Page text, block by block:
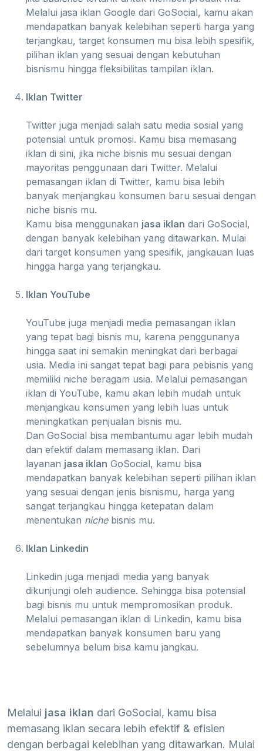
Melalui jasa iklan Google dari GoSocial, kamu akan
mendapatkan banyak kelebihan seperti harga yang
terjangkau, target konsumen mu bisa lebih spesifik,
pilihan iklan yang sesuai dengan kebutuhan
bisnismu hingga fleksibilitas tampilan iklan.
Iklan Twitter
Twitter juga menjadi salah satu media sosial yang
potensial untuk promosi. Kamu bisa memasang
iklan di sini, jika niche bisnis mu sesuai dengan
mayoritas penggunaan dari Twitter. Melalui
pemasangan iklan di Twitter, kamu bisa lebih
banyak menjangkau konsumen baru sesuai dengan
niche bisnis mu.
Kamu bisa menggunakan jasa iklan dari GoSocial,
dengan banyak kelebihan yang ditawarkan. Mulai
dari target konsumen yang spesifik, jangkauan luas
hingga harga yang terjangkau.
Iklan YouTube
YouTube juga menjadi media pemasangan iklan
yang tepat bagi bisnis mu, karena penggunanya
hingga saat ini semakin meningkat dari berbagai
usia. Media ini sangat tepat bagi para pebisnis yang
memiliki niche beragam usia. Melalui pemasangan
iklan di YouTube, kamu akan lebih mudah untuk
menjangkau konsumen yang lebih luas untuk
meningkatkan penjualan bisnis mu.
Dan GoSocial bisa membantumu agar lebih mudah
dan efektif dalam memasang iklan. Dari
layanan jasa iklan GoSocial, kamu bisa
mendapatkan banyak kelebihan seperti pilihan iklan
yang sesuai dengan jenis bisnismu, harga yang
sangat terjangkau hingga ketepatan dalam
menentukan nichebisnis mu.
Iklan Linkedin
Linkedin juga menjadi media yang banyak
dikunjungi oleh audience. Sehingga bisa potensial
bagi bisnis mu untuk mempromosikan produk.
Melalui pemasangan iklan di Linkedin, kamu bisa
mendapatkan banyak konsumen baru yang
sebelumnya belum bisa kamu jangkau.
Melalui jasa iklan dari GoSocial, kamu bisa
memasang iklan secara lebih efektif & efisien
dengan berbagai kelebihan yang ditawarkan. Mulai